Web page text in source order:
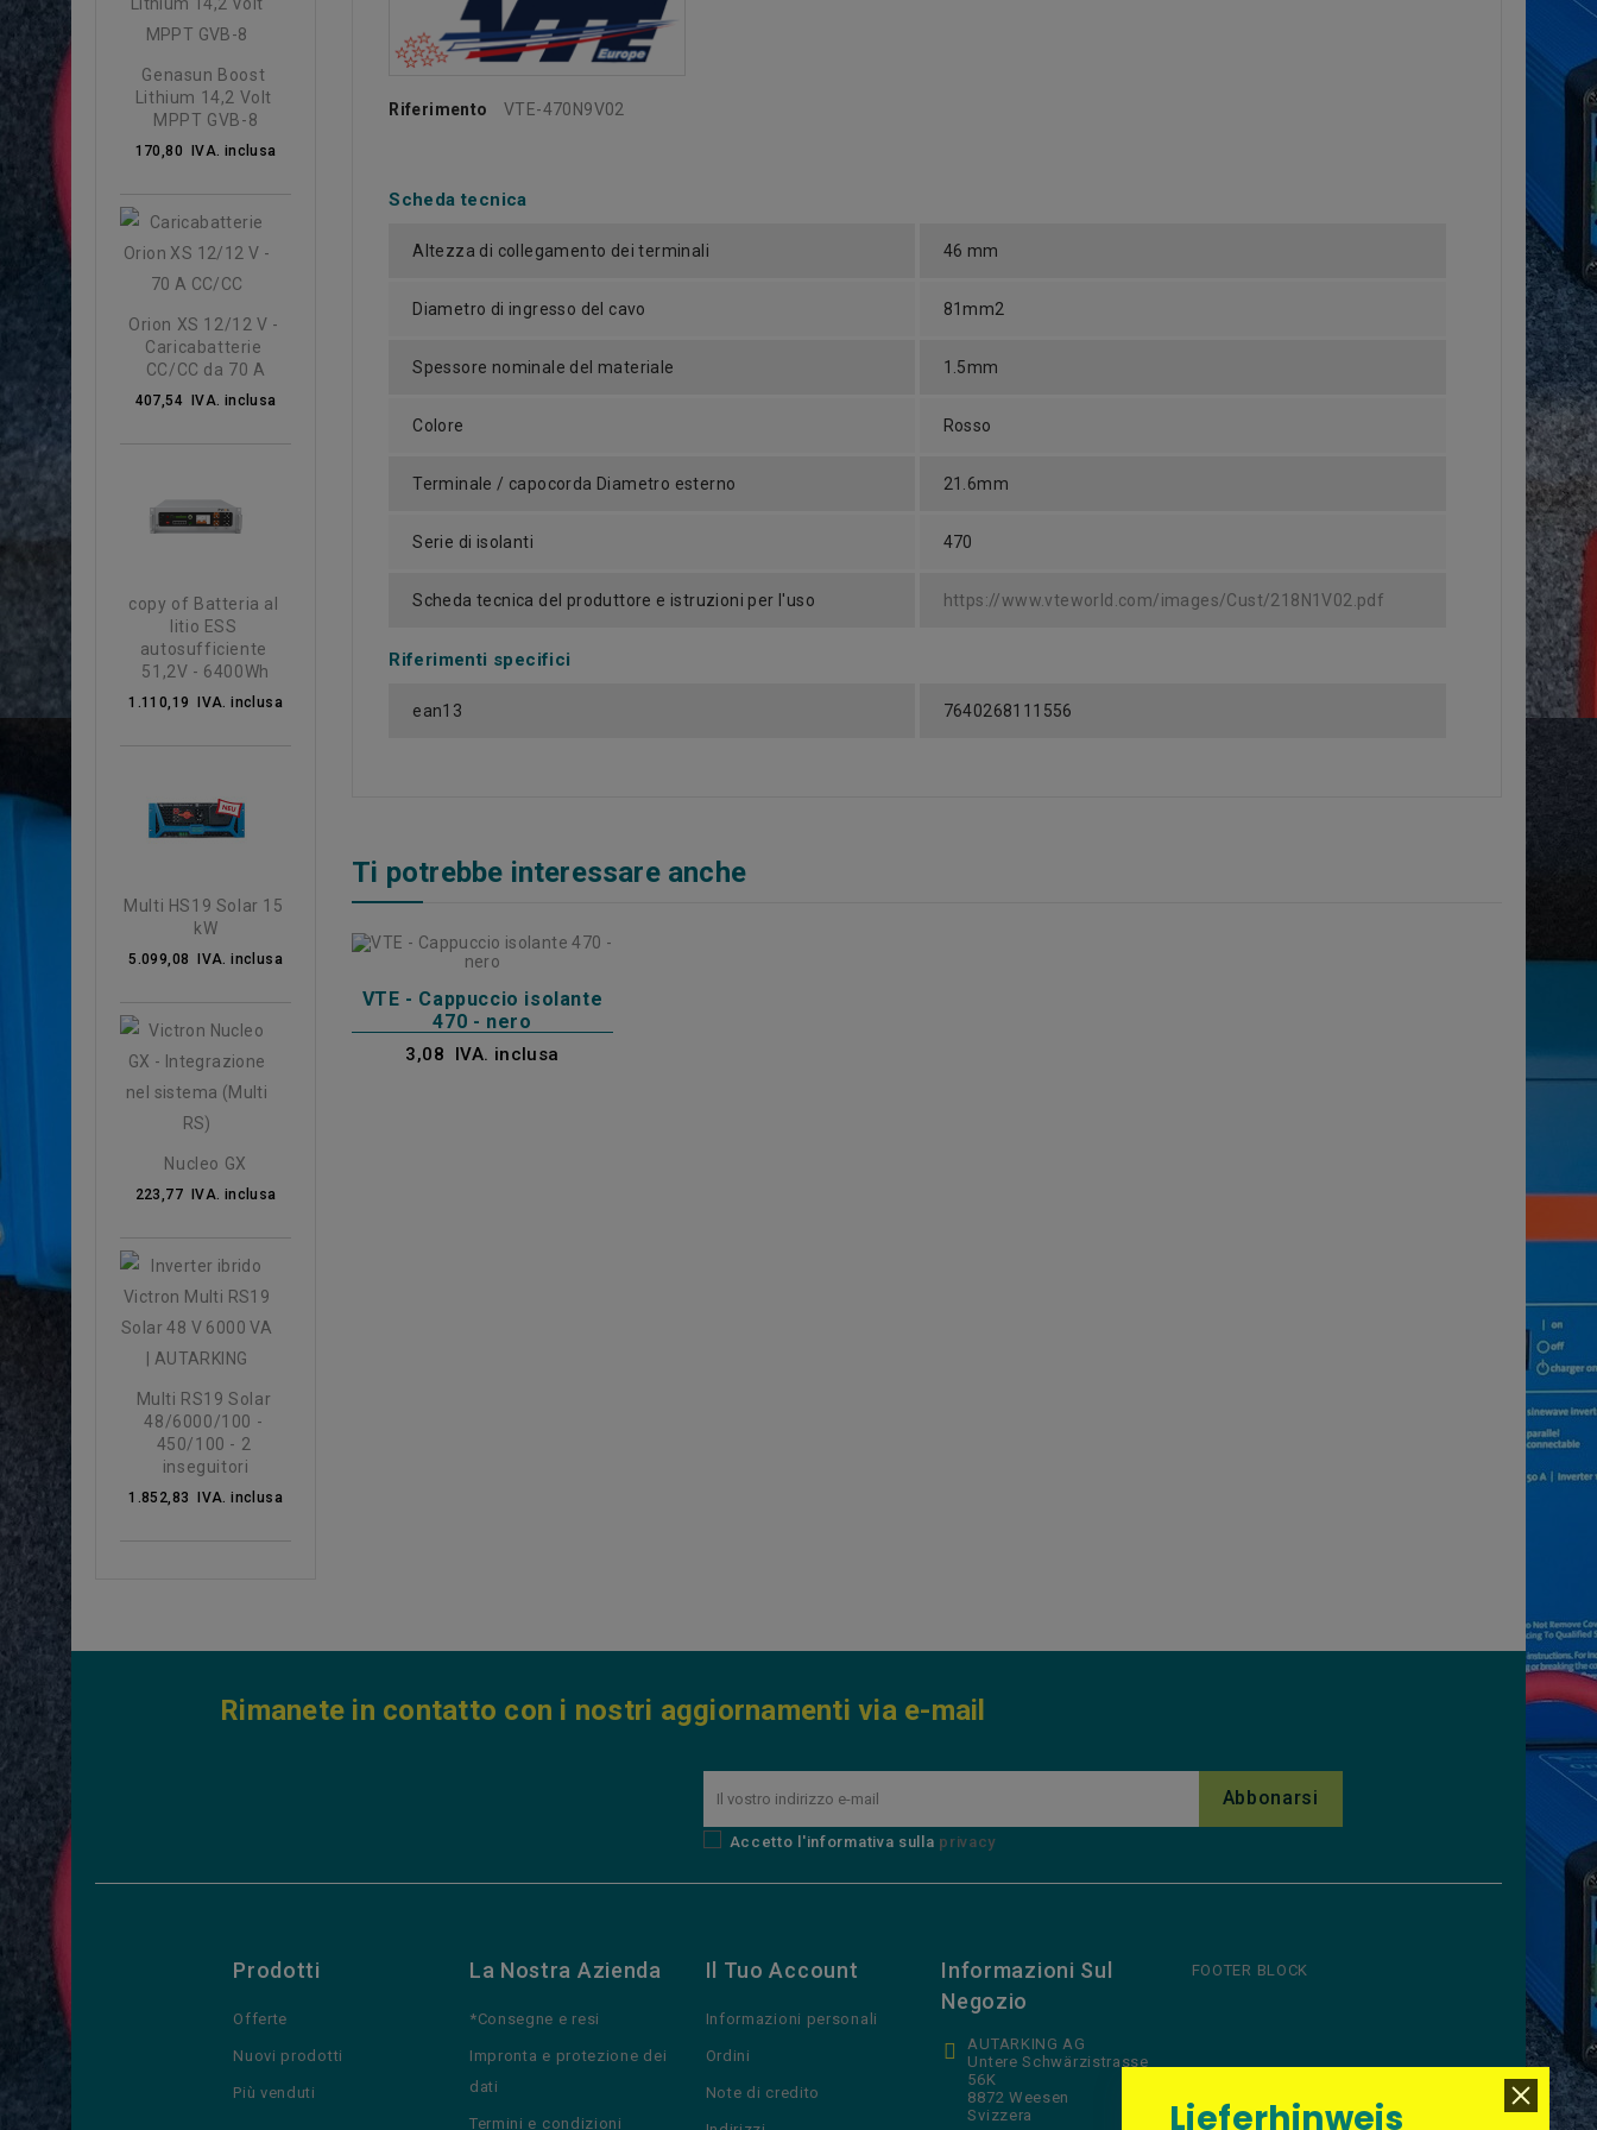
Genasun Boost
Lithium 14,2 Volt
MPPT GVB-8
170,80 IVA. inclusa
Orion XS 12/12 V -
Caricabatterie
CC/CC da 70 A
407,54 IVA. inclusa
copy of Batteria al
litio ESS
autosufficiente
51,2V - 6400Wh
1.110,19 IVA. inclusa
Multi HS19 Solar 15
kW
5.099,08 IVA. inclusa
Nucleo GX
223,77 IVA. inclusa
Multi RS19 Solar
48/6000/100 -
450/100 - 2
inseguitori
1.852,83 IVA. inclusa
Riferimento VTE-470N9V02
Scheda tecnica
Altezza di collegamento dei terminali 46 mm
Diametro di ingresso del cavo 81mm2
Spessore nominale del materiale 1.5mm
Colore Rosso
Terminale / capocorda Diametro esterno 21.6mm
Serie di isolanti 470
Scheda tecnica del produttore e istruzioni per l'uso https://www.vteworld.com/images/Cust/218N1V02.pdf
Riferimenti specifici
ean13 7640268111556
Ti potrebbe interessare anche
VTE - Cappuccio isolante
470 - nero
3,08 IVA. inclusa
Rimanete in contatto con i nostri aggiornamenti via e-mail
Accetto l'informativa sulla privacy
Prodotti
Offerte
Nuovi prodotti
Più venduti
La Nostra Azienda
*Consegne e resi
Impronta e protezione dei
dati
Termini e condizioni
Il Tuo Account
Informazioni personali
Ordini
Note di credito
Informazioni Sul
Negozio
AUTARKING AG
Untere Schwärzistrasse
56K
8872 Weesen
Svizzera
FOOTER BLOCK
Lieferhinweis